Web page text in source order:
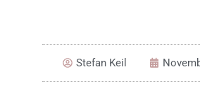
Stefan Keil